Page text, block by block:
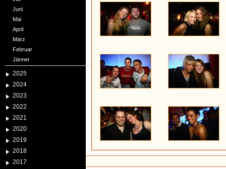
Juni
Mai
April
März
Februar
Jänner
2025
2024
2023
2022
2021
2020
2019
2018
2017